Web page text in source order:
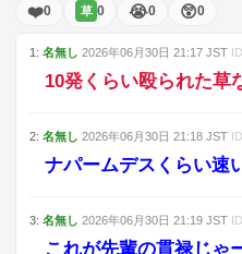
❤️0 草 0 😭0 😲0
1 : 名無し 2026年06月30日 21:17 JST
10発くらい殴られた草
2: 名無し 2026年06月30日 21:18 JST
ナパームデスくらい速
3: 名無し 2026年06月30日 21:19 JST
これが先輩の貫禄じゃ